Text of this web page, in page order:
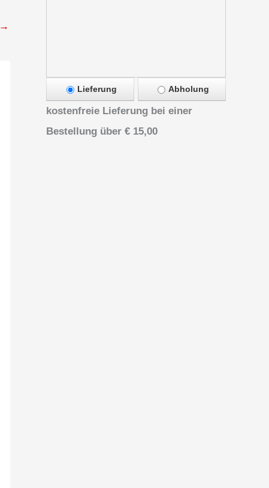
→
Lieferung Abholung
kostenfreie Lieferung bei einer
Bestellung über € 15,00